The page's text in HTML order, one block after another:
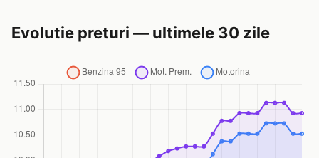
Evolutie preturi — ultimele 30 zile